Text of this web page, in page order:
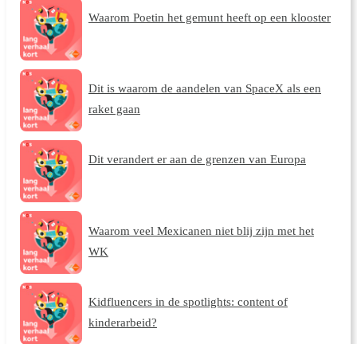
Waarom Poetin het gemunt heeft op een klooster
Dit is waarom de aandelen van SpaceX als een
raket gaan
Dit verandert er aan de grenzen van Europa
Waarom veel Mexicanen niet blij zijn met het
WK
Kidfluencers in de spotlights: content of
kinderarbeid?